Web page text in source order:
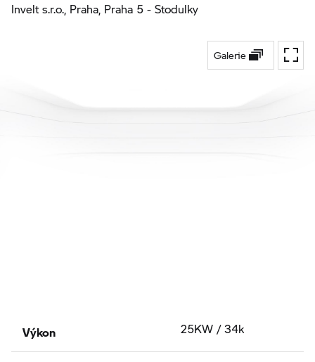
Invelt s.r.o., Praha, Praha 5 - Stodulky
Galerie
Výkon 25KW / 34k